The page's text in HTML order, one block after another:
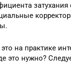
на практике
это нужно?